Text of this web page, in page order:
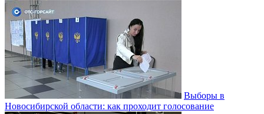
Выборы в
Новосибирской области: как проходит голосование